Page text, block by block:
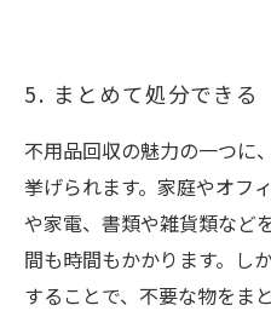
5. まとめて処分できる
不用品回収の魅力の一つに
挙げられます。家庭やオフ
や家電、書類や雑貨類など
間も時間もかかります。し
することで、不要な物をま